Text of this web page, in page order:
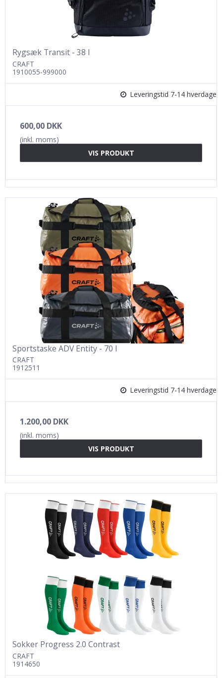
Rygsæk Transit - 38 l
CRAFT
1910055-999000
Leveringstid 7-14 hverdage
600,00 DKK
(inkl. moms)
VIS PRODUKT
Sportstaske ADV Entity - 70 l
CRAFT
1912511
Leveringstid 7-14 hverdage
1.200,00 DKK
(inkl. moms)
VIS PRODUKT
Sokker Progress 2.0 Contrast
CRAFT
1914650